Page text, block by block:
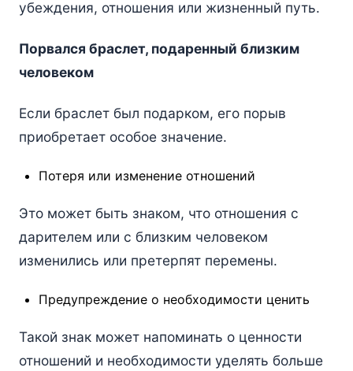
убеждения, отношения или жизненный путь.
Порвался браслет, подаренный близким
человеком
Если браслет был подарком, его порыв
приобретает особое значение.
Потеря или изменение отношений
Это может быть знаком, что отношения с
дарителем или с близким человеком
изменились или претерпят перемены.
Предупреждение о необходимости ценить
Такой знак может напоминать о ценности
отношений и необходимости уделять больше